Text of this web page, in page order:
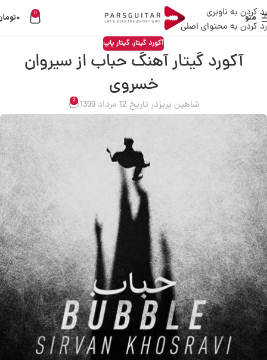
رد کردن به ناوبری
رد کردن به محتوای اصلی
منو 0
0
آکورد گیتار,گیتار پاپ
آکورد گیتار آهنگ حباب از سیروان
خسروی
شاهین پریزدر تاریخ 12 مرداد 1399 2